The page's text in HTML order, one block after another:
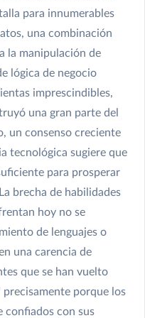
para innumerables
una combinación
la manipulación de
lógica de negocio
imprescindibles,
una gran parte del
un consenso creciente
tecnológica sugiere que
para prosperar
brecha de habilidades
hoy no se
de lenguajes o
una carencia de
que se han vuelto
porque los
confiados con sus